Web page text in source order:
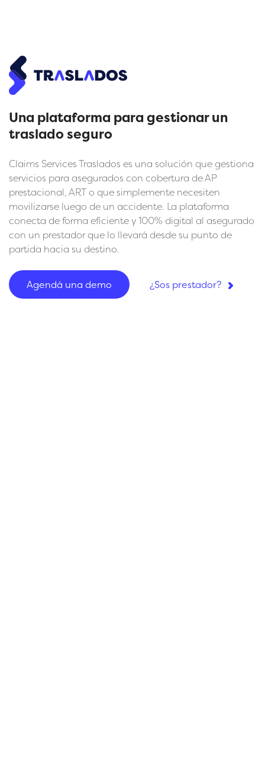
Una plataforma para gestionar un
traslado seguro
Claims Services Traslados es una solución que gestiona
servicios para asegurados con cobertura de AP
prestacional, ART o que simplemente necesiten
movilizarse luego de un accidente. La plataforma
conecta de forma eficiente y 100% digital al asegurado
con un prestador que lo llevará desde su punto de
partida hacia su destino.
Agendá una demo ¿Sos prestador?